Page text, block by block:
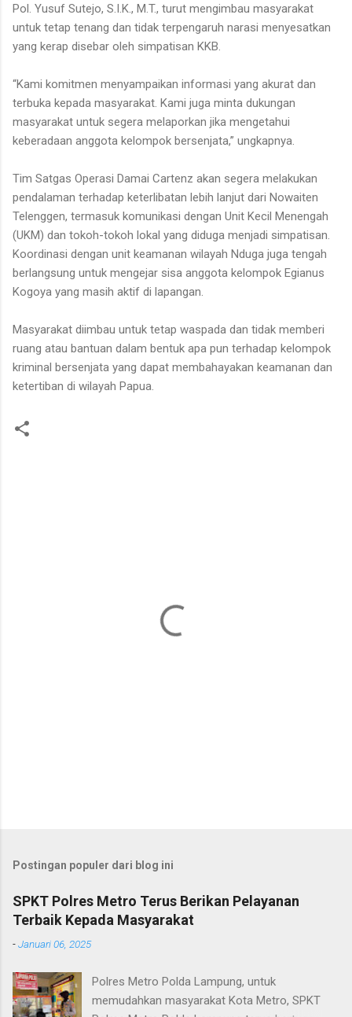
Pol. Yusuf Sutejo, S.I.K., M.T., turut mengimbau masyarakat
untuk tetap tenang dan tidak terpengaruh narasi menyesatkan
yang kerap disebar oleh simpatisan KKB.
“Kami komitmen menyampaikan informasi yang akurat dan
terbuka kepada masyarakat. Kami juga minta dukungan
masyarakat untuk segera melaporkan jika mengetahui
keberadaan anggota kelompok bersenjata,” ungkapnya.
Tim Satgas Operasi Damai Cartenz akan segera melakukan
pendalaman terhadap keterlibatan lebih lanjut dari Nowaiten
Telenggen, termasuk komunikasi dengan Unit Kecil Menengah
(UKM) dan tokoh-tokoh lokal yang diduga menjadi simpatisan.
Koordinasi dengan unit keamanan wilayah Nduga juga tengah
berlangsung untuk mengejar sisa anggota kelompok Egianus
Kogoya yang masih aktif di lapangan.
Masyarakat diimbau untuk tetap waspada dan tidak memberi
ruang atau bantuan dalam bentuk apa pun terhadap kelompok
kriminal bersenjata yang dapat membahayakan keamanan dan
ketertiban di wilayah Papua.
Postingan populer dari blog ini
SPKT Polres Metro Terus Berikan Pelayanan
Terbaik Kepada Masyarakat
-Januari 06, 2025
Polres Metro Polda Lampung, untuk
memudahkan masyarakat Kota Metro, SPKT